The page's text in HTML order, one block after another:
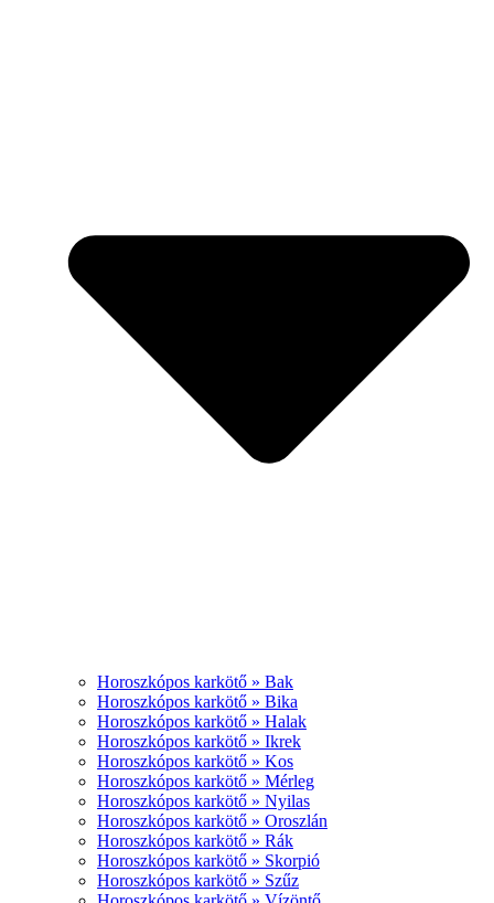
Horoszkópos karkötő » Bak
Horoszkópos karkötő » Bika
Horoszkópos karkötő » Halak
Horoszkópos karkötő » Ikrek
Horoszkópos karkötő » Kos
Horoszkópos karkötő » Mérleg
Horoszkópos karkötő » Nyilas
Horoszkópos karkötő » Oroszlán
Horoszkópos karkötő » Rák
Horoszkópos karkötő » Skorpió
Horoszkópos karkötő » Szűz